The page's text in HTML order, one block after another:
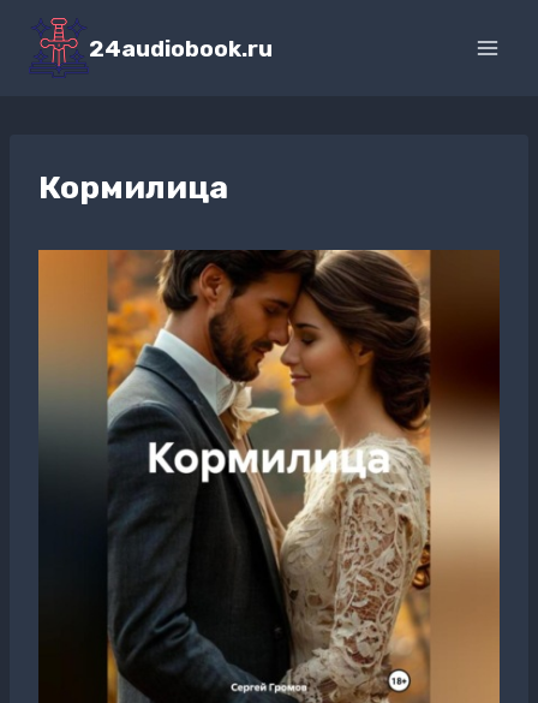
Перейти
содержимому
24audiobook.ru
Кормилица